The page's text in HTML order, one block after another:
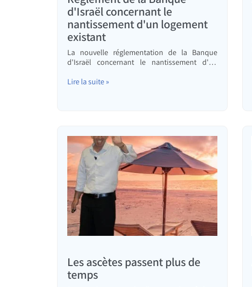
d'Israël concernant le
nantissement d'un logement
existant
La nouvelle réglementation de la Banque
d'Israël concernant le nantissement d'un
Lire la suite »
Les ascètes passent plus de
temps